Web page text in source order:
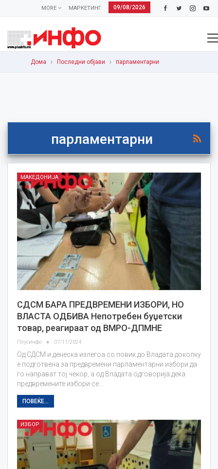
09/08/2026
МАРКЕТИНГ
MORE
Дома Последни објави парламентарни
парламентарни
МАКЕДОНИЈА
СДСМ БАРА ПРЕДВРЕМЕНИ ИЗБОРИ, НО
ВЛАСТА ОДБИВА Непотребен буџетски
товар, реагираат од ВМРО-ДПМНЕ
Плусинфо 07/11/2024
Од СДСМ и денеска излегоа со повик до Владата доколку
е подготвена за предвремени парламентарни избори да
го направат тој чекор, а од Владата одговорија дека
предвремените избори се…
ПОВЕЌЕ...
ИЗБОР